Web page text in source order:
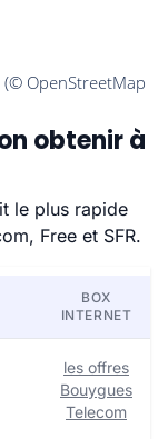
obtenir à
le plus rapide
Free et SFR.
BOX
INTERNET
les offres
Bouygues
Telecom